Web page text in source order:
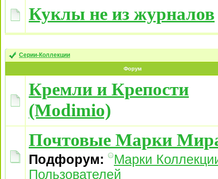
Куклы не из журналов
Серии-Коллекции
Форум
Кремли и Крепости
(Modimio)
Почтовые Марки
Подфорум:
Марки
Пользователей